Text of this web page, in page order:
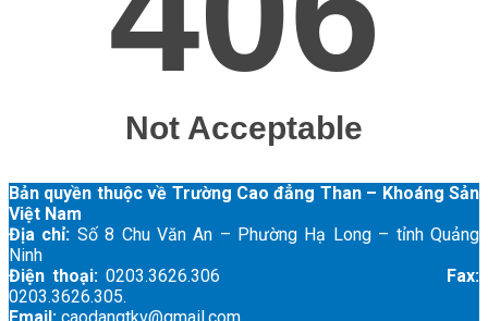
Bản quyền thuộc về Trường Cao đẳng Than – Khoáng Sản
Việt Nam
Địa chỉ: Số 8 Chu Văn An – Phường Hạ Long – tỉnh Quảng
Ninh
Điện thoại: 0203.3626.306 Fax:
0203.3626.305.